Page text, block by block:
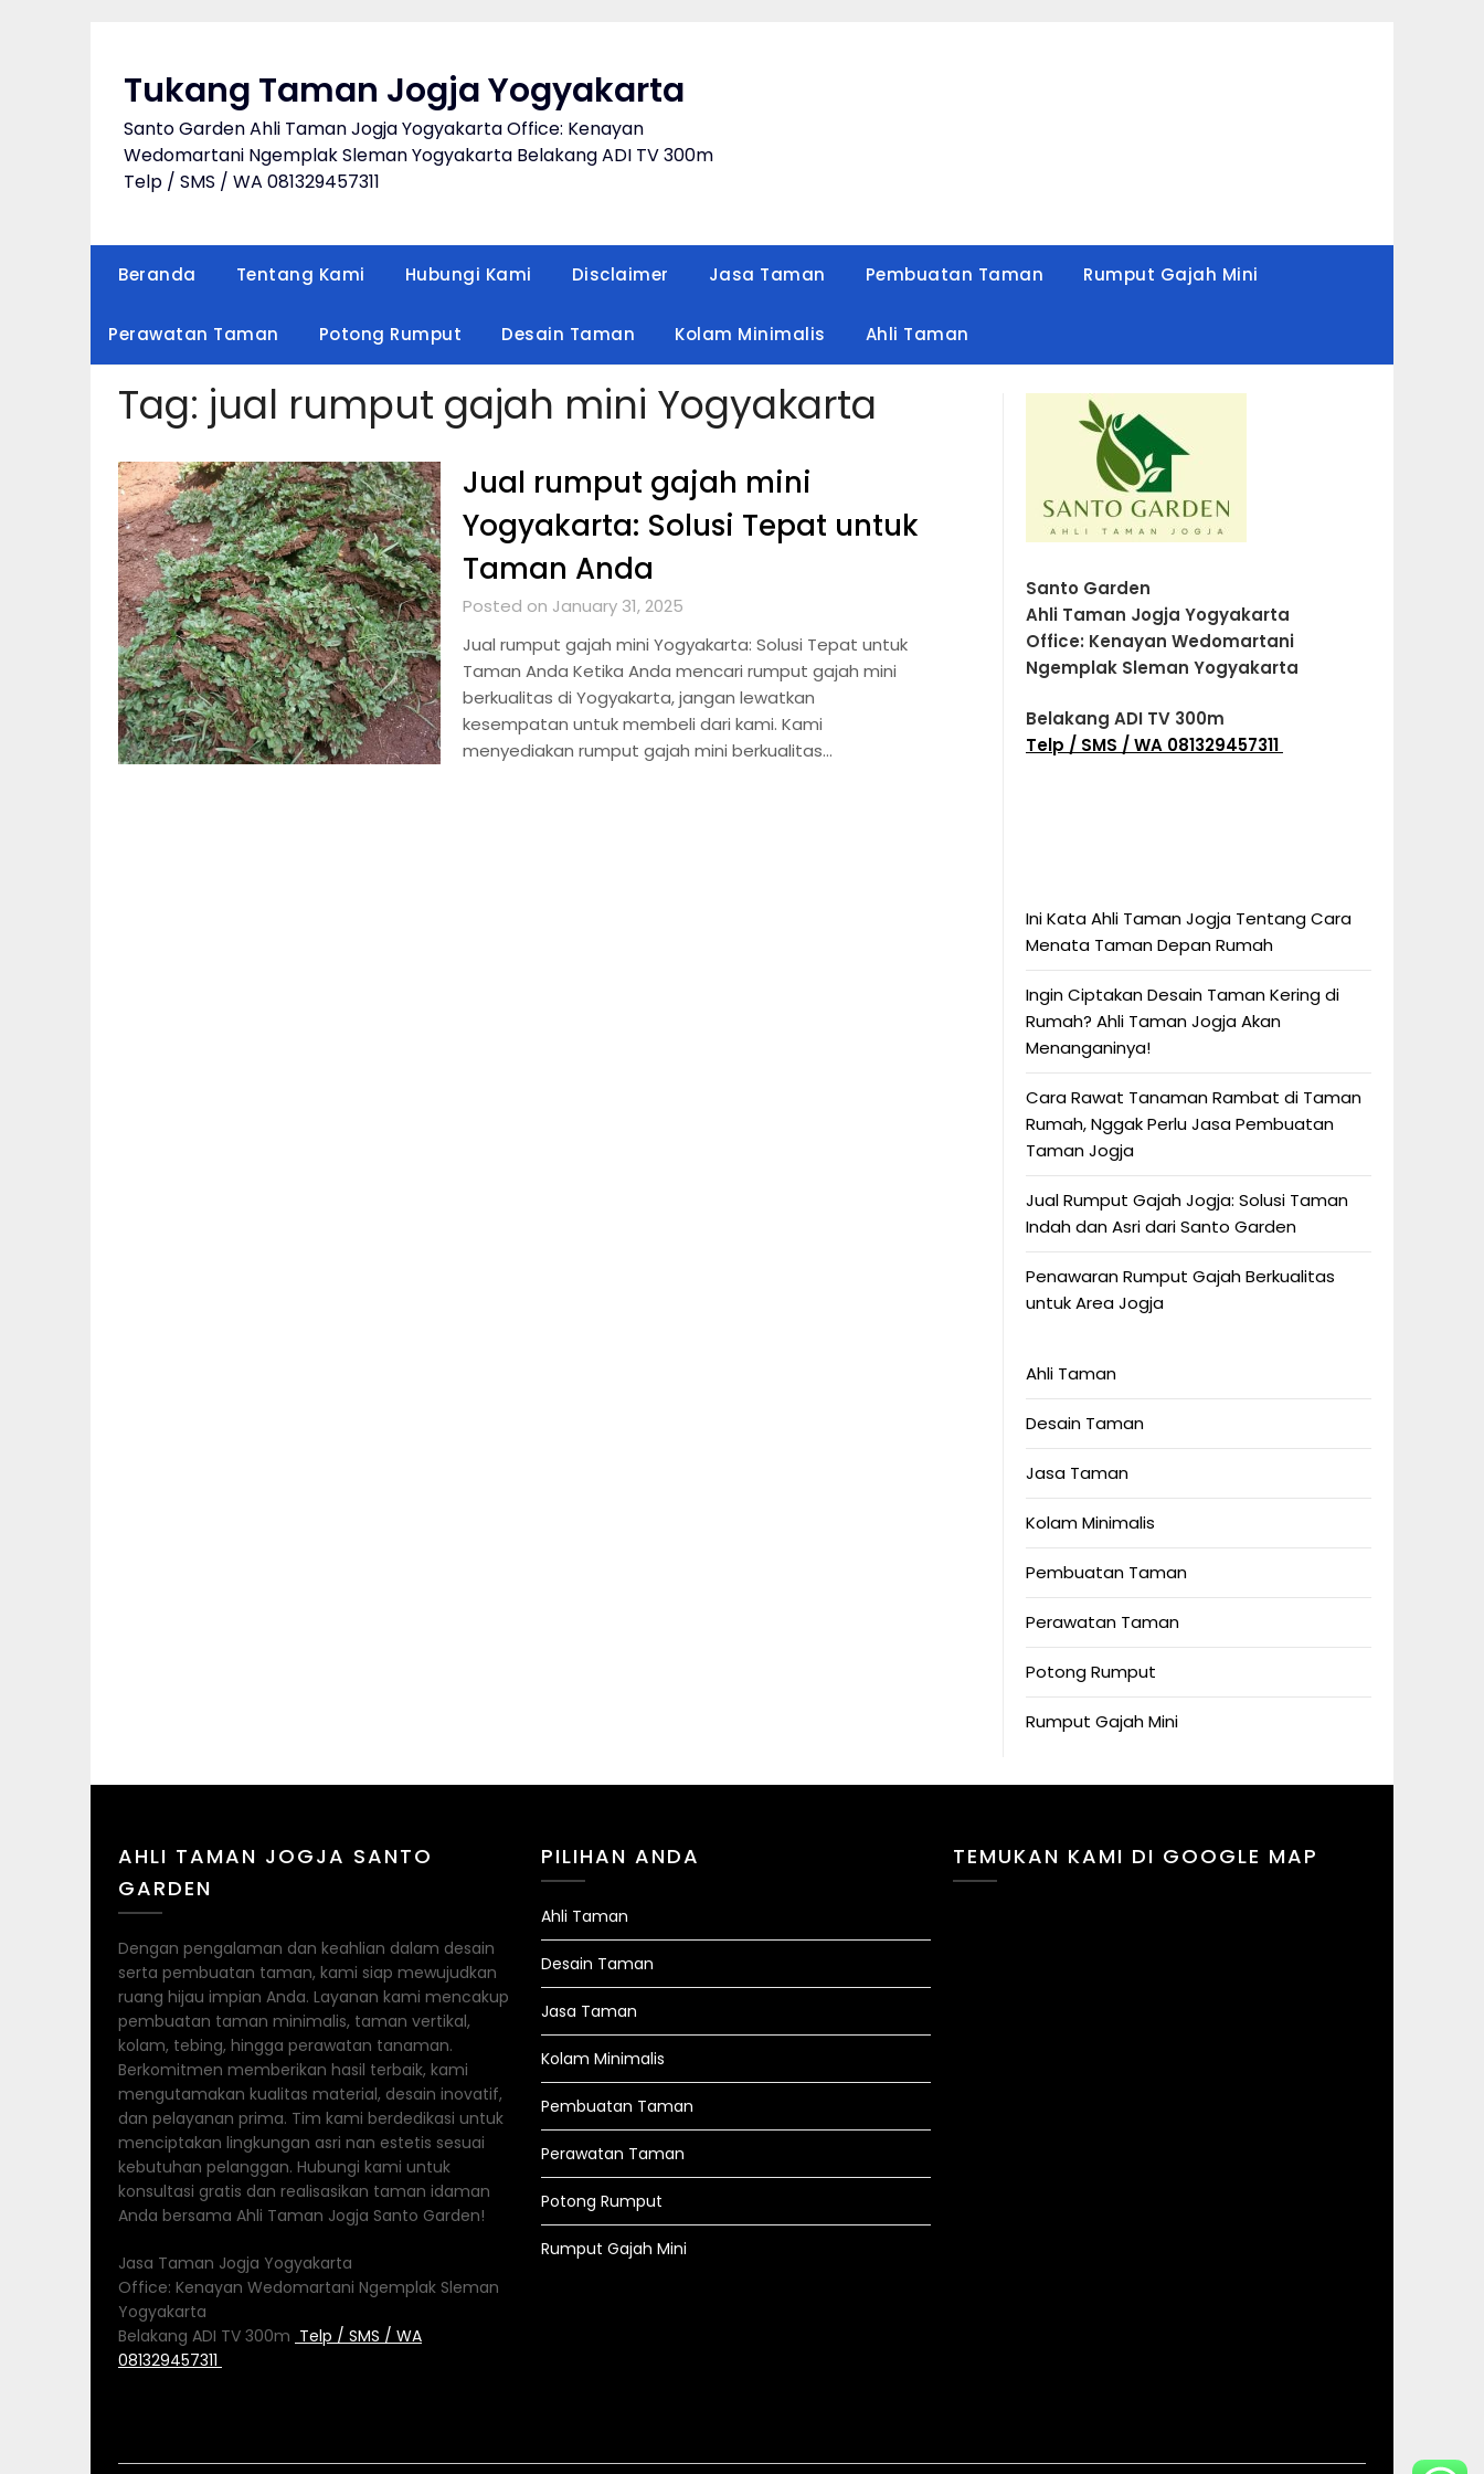
Tukang Taman Jogja Yogyakarta
Santo Garden Ahli Taman Jogja Yogyakarta Office: Kenayan
Wedomartani Ngemplak Sleman Yogyakarta Belakang ADI TV 300m
Telp / SMS / WA 081329457311
Beranda Tentang Kami Hubungi Kami Disclaimer Jasa Taman Pembuatan Taman Rumput Gajah Mini
Perawatan Taman Potong Rumput Desain Taman Kolam Minimalis Ahli Taman
Tag: jual rumput gajah mini Yogyakarta
Jual rumput gajah mini
Yogyakarta: Solusi Tepat untuk
Taman Anda
Posted on January 31, 2025
Jual rumput gajah mini Yogyakarta: Solusi Tepat untuk
Taman Anda Ketika Anda mencari rumput gajah mini
berkualitas di Yogyakarta, jangan lewatkan
kesempatan untuk membeli dari kami. Kami
menyediakan rumput gajah mini berkualitas…
Santo Garden
Ahli Taman Jogja Yogyakarta
Office: Kenayan Wedomartani
Ngemplak Sleman Yogyakarta
Belakang ADI TV 300m
Telp / SMS / WA 081329457311
Ini Kata Ahli Taman Jogja Tentang Cara
Menata Taman Depan Rumah
Ingin Ciptakan Desain Taman Kering di
Rumah? Ahli Taman Jogja Akan
Menanganinya!
Cara Rawat Tanaman Rambat di Taman
Rumah, Nggak Perlu Jasa Pembuatan
Taman Jogja
Jual Rumput Gajah Jogja: Solusi Taman
Indah dan Asri dari Santo Garden
Penawaran Rumput Gajah Berkualitas
untuk Area Jogja
Ahli Taman
Desain Taman
Jasa Taman
Kolam Minimalis
Pembuatan Taman
Perawatan Taman
Potong Rumput
Rumput Gajah Mini
AHLI TAMAN JOGJA SANTO
GARDEN
Dengan pengalaman dan keahlian dalam desain
serta pembuatan taman, kami siap mewujudkan
ruang hijau impian Anda. Layanan kami mencakup
pembuatan taman minimalis, taman vertikal,
kolam, tebing, hingga perawatan tanaman.
Berkomitmen memberikan hasil terbaik, kami
mengutamakan kualitas material, desain inovatif,
dan pelayanan prima. Tim kami berdedikasi untuk
menciptakan lingkungan asri nan estetis sesuai
kebutuhan pelanggan. Hubungi kami untuk
konsultasi gratis dan realisasikan taman idaman
Anda bersama Ahli Taman Jogja Santo Garden!
Jasa Taman Jogja Yogyakarta
Office: Kenayan Wedomartani Ngemplak Sleman
Yogyakarta
Belakang ADI TV 300m Telp / SMS / WA
081329457311
PILIHAN ANDA
Ahli Taman
Desain Taman
Jasa Taman
Kolam Minimalis
Pembuatan Taman
Perawatan Taman
Potong Rumput
Rumput Gajah Mini
TEMUKAN KAMI DI GOOGLE MAP